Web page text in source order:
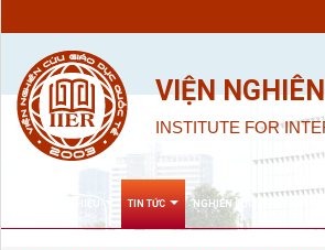
VIỆN
INSTITUTE FOR
TIN TỨC NGHIÊN CỨU KHOA HỌC &